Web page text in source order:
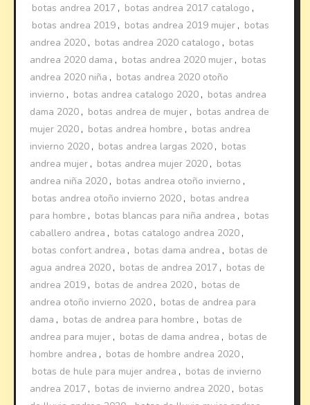
botas andrea 2017 , botas andrea 2017 catalogo ,
botas andrea 2019 , botas andrea 2019 mujer , botas
andrea 2020 , botas andrea 2020 catalogo , botas
andrea 2020 dama , botas andrea 2020 mujer , botas
andrea 2020 niña , botas andrea 2020 otoño
invierno , botas andrea catalogo 2020 , botas andrea
dama 2020 , botas andrea de mujer , botas andrea de
mujer 2020 , botas andrea hombre , botas andrea
invierno 2020 , botas andrea largas 2020 , botas
andrea mujer , botas andrea mujer 2020 , botas
andrea niña 2020 , botas andrea otoño invierno ,
botas andrea otoño invierno 2020 , botas andrea
para hombre , botas blancas para niña andrea , botas
caballero andrea , botas catalogo andrea 2020 ,
botas confort andrea , botas dama andrea , botas de
agua andrea 2020 , botas de andrea 2017 , botas de
andrea 2019 , botas de andrea 2020 , botas de
andrea otoño invierno 2020 , botas de andrea para
dama , botas de andrea para hombre , botas de
andrea para mujer , botas de dama andrea , botas de
hombre andrea , botas de hombre andrea 2020 ,
botas de hule para mujer andrea , botas de invierno
andrea 2017 , botas de invierno andrea 2020 , botas